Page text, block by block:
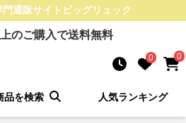
門通販サイト ビッグリュック
のご購入で送料無料
0 0
品を検索 人気ランキング